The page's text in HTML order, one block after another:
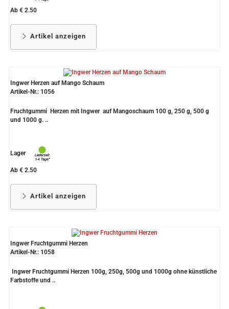
Ab € 2.50
Artikel anzeigen
Ingwer Herzen auf Mango Schaum
Artikel-Nr.: 1056
Fruchtgummi Herzen mit Ingwer auf Mangoschaum 100 g, 250 g, 500 g
und 1000 g. ..
Lager
Ab € 2.50
Artikel anzeigen
Ingwer Fruchtgummi Herzen
Artikel-Nr.: 1058
Ingwer Fruchtgummi Herzen 100g, 250g, 500g und 1000g ohne künstliche
Farbstoffe und ..